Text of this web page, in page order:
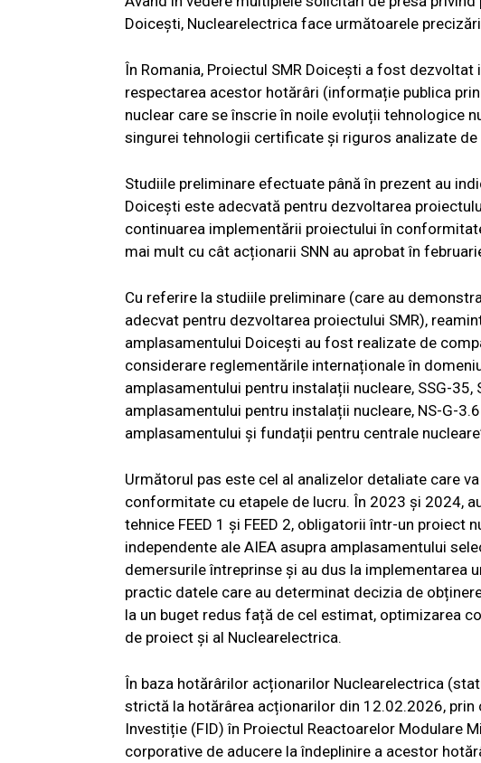
Doicești, Nuclearelectrica face următoarele
În Romania, Proiectul SMR Doicești a fost
respectarea acestor hotărâri (informație publica
nuclear care se înscrie în noile evoluții tehnologice
singurei tehnologii certificate și riguros analizate
Studiile preliminare efectuate până în prezent au
Doicești este adecvată pentru dezvoltarea
continuarea implementării proiectului în
mai mult cu cât acționarii SNN au aprobat în
Cu referire la studiile preliminare (care au
adecvat pentru dezvoltarea proiectului SMR),
amplasamentului Doicești au fost realizate de
considerare reglementările internaționale în
amplasamentului pentru instalații nucleare, SSG-
amplasamentului pentru instalații nucleare, NS-G-
amplasamentului și fundații pentru centrale
Următorul pas este cel al analizelor detaliate care
conformitate cu etapele de lucru. În 2023 și 2024,
tehnice FEED 1 și FEED 2, obligatorii într-un proiect
independente ale AIEA asupra amplasamentului
demersurile întreprinse și au dus la implementarea
practic datele care au determinat decizia de
la un buget redus față de cel estimat, optimizarea
de proiect și al Nuclearelectrica.
În baza hotărârilor acționarilor Nuclearelectrica
strictă la hotărârea acționarilor din 12.02.2026, prin
Investiție (FID) în Proiectul Reactoarelor Modulare
corporative de aducere la îndeplinire a acestor